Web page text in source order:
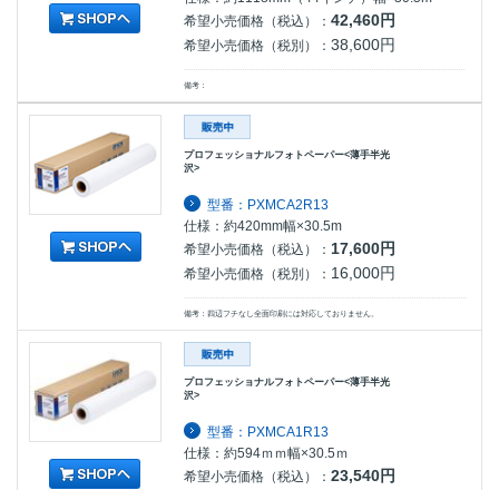
希望小売価格（税込）： 42,460円
希望小売価格（税別）： 38,600円
備考：
プロフェッショナルフォトペーパー<薄手半光
沢>
型番：PXMCA2R13
仕様：約420mm幅×30.5m
希望小売価格（税込）： 17,600円
希望小売価格（税別）： 16,000円
備考：四辺フチなし全面印刷には対応しておりません。
プロフェッショナルフォトペーパー<薄手半光
沢>
型番：PXMCA1R13
仕様：約594ｍｍ幅×30.5ｍ
希望小売価格（税込）： 23,540円